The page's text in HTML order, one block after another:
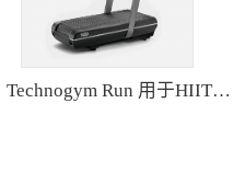
Technogym Run 用于HIIT训练的跑步机